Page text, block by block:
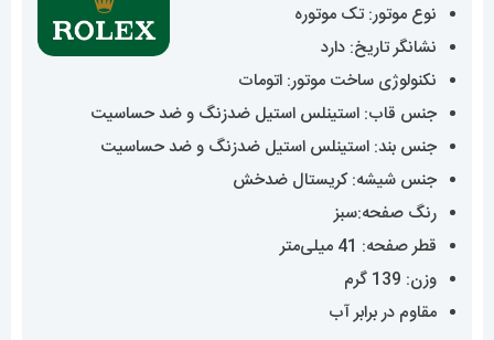
نوع موتور: تک موتوره
نشانگر تاریخ: دارد
نکنولوژی ساخت موتور: اتومات
جنس قاب: استینلس استیل ضدزنگ و ضد حساسیت
جنس بند: استینلس استیل ضدزنگ و ضد حساسیت
جنس شیشه: کریستال ضدخش
رنگ صفحه:سبز
قطر صفحه: 41 میلی‌متر
وزن: 139 گرم
مقاوم در برابر آب